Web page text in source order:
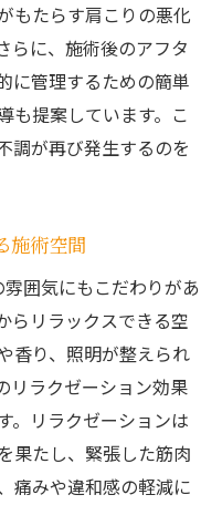
もたらす肩こりの悪化
らに、施術後のアフタ
に管理するための簡単
も提案しています。こ
調が再び発生するのを
施術空間
囲気にもこだわりがあ
らリラックスできる空
香り、照明が整えられ
リラクゼーション効果
。リラクゼーションは
果たし、緊張した筋肉
痛みや違和感の軽減に